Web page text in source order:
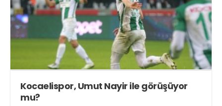
Kocaelispor, Umut Nayir ile görüşüyor
mu?